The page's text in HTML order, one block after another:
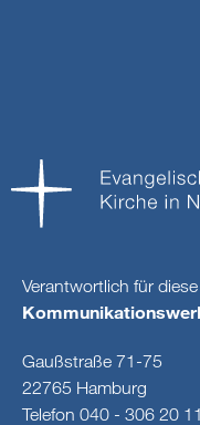
Verantwortlich für
Gaußstraße 71-75
22765 Hamburg
Telefon 040 - 306 20